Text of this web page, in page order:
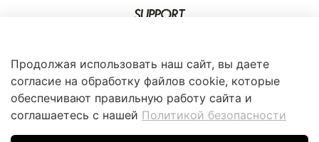
Продолжая использовать наш сайт, вы даете
согласие на обработку файлов cookie, которые
обеспечивают правильную работу сайта и
соглашаетесь с нашей Политикой безопасности